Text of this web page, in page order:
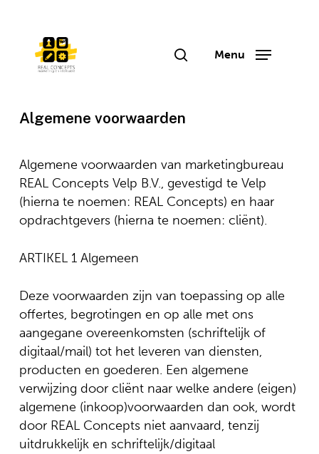
content
searchMenu
Algemene voorwaarden
Algemene voorwaarden van marketingbureau
REAL Concepts Velp B.V., gevestigd te Velp
(hierna te noemen: REAL Concepts) en haar
opdrachtgevers (hierna te noemen: cliënt).
ARTIKEL 1 Algemeen
Deze voorwaarden zijn van toepassing op alle
offertes, begrotingen en op alle met ons
aangegane overeenkomsten (schriftelijk of
digitaal/mail) tot het leveren van diensten,
producten en goederen. Een algemene
verwijzing door cliënt naar welke andere (eigen)
algemene (inkoop)voorwaarden dan ook, wordt
door REAL Concepts niet aanvaard, tenzij
uitdrukkelijk en schriftelijk/digitaal